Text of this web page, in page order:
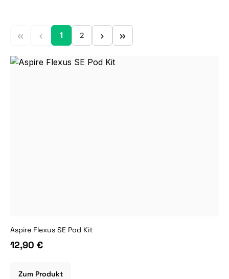
Seite
1
Seite
2
Aspire Flexus SE Pod Kit
12,90 €
Zum Produkt